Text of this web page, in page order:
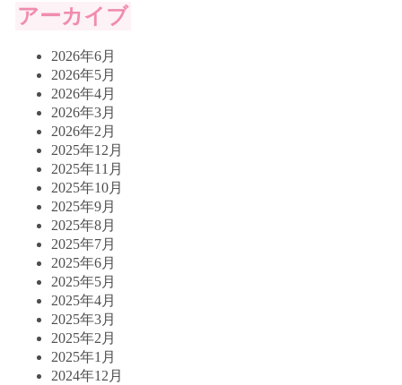
アーカイブ
2026年6月
2026年5月
2026年4月
2026年3月
2026年2月
2025年12月
2025年11月
2025年10月
2025年9月
2025年8月
2025年7月
2025年6月
2025年5月
2025年4月
2025年3月
2025年2月
2025年1月
2024年12月